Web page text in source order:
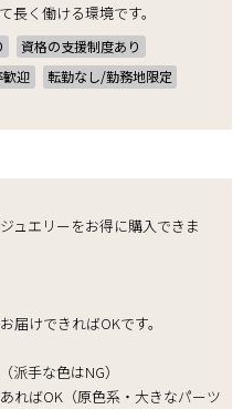
長く働ける環境です。
資格の支援制度あり
歓迎
転勤なし/勤務地限定
ュエリーをお得に購入できま
届けできればOKです。
派手な色はNG）
ればOK（原色系・大きなパーツ